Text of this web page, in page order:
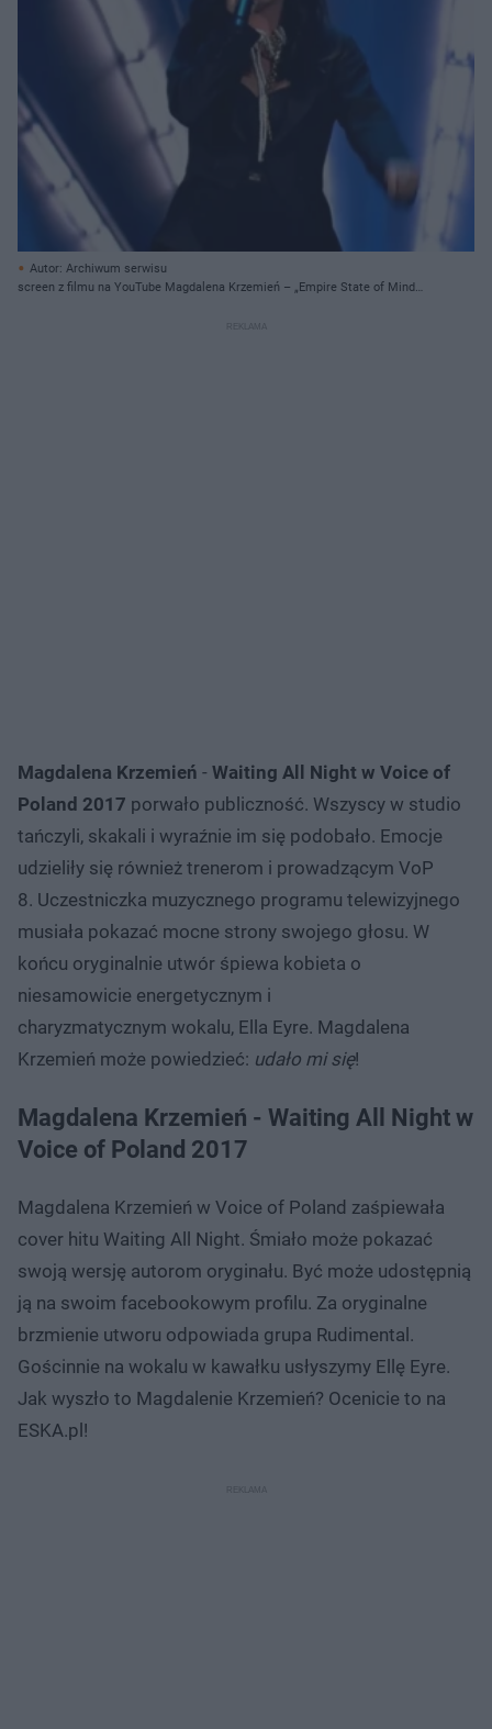
Autor: Archiwum serwisu
screen z filmu na YouTube Magdalena Krzemień – „Empire State of Mind
Magdalena Krzemień - Waiting All Night w Voice of
Poland 2017 porwało publiczność. Wszyscy w studio
tańczyli, skakali i wyraźnie im się podobało. Emocje
udzieliły się również trenerom i prowadzącym VoP
8. Uczestniczka muzycznego programu telewizyjnego
musiała pokazać mocne strony swojego głosu. W
końcu oryginalnie utwór śpiewa kobieta o
niesamowicie energetycznym i
charyzmatycznym wokalu, Ella Eyre. Magdalena
Krzemień może powiedzieć: udało mi się!
Magdalena Krzemień - Waiting All Night w
Voice of Poland 2017
Magdalena Krzemień w Voice of Poland zaśpiewała
cover hitu Waiting All Night. Śmiało może pokazać
swoją wersję autorom oryginału. Być może udostępnią
ją na swoim facebookowym profilu. Za oryginalne
brzmienie utworu odpowiada grupa Rudimental.
Gościnnie na wokalu w kawałku usłyszymy Ellę Eyre.
Jak wyszło to Magdalenie Krzemień? Ocenicie to na
ESKA.pl!